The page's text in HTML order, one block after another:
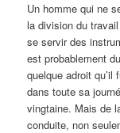
Un homme qui ne
la division du
se servir des
est probablement
quelque adroit
dans toute sa
vingtaine. Mais de
conduite, non